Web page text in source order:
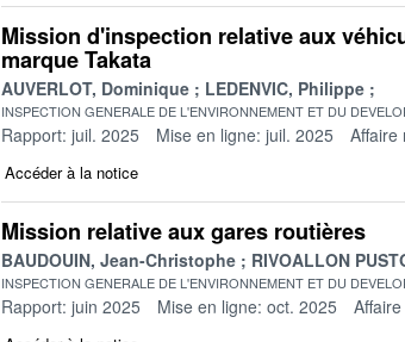
Mission d'inspection relative aux
marque Takata
AUVERLOT, Dominique LEDENVIC, Philippe
INSPECTION GENERALE DE L'ENVIRONNEMENT ET DU
Rapport: juil. 2025 Mise en ligne: juil. 2025 Affaire
Accéder à la notice
Mission relative aux gares routières
BAUDOUIN, Jean-Christophe RIVOALLON
INSPECTION GENERALE DE L'ENVIRONNEMENT ET DU
Rapport: juin 2025 Mise en ligne: oct. 2025